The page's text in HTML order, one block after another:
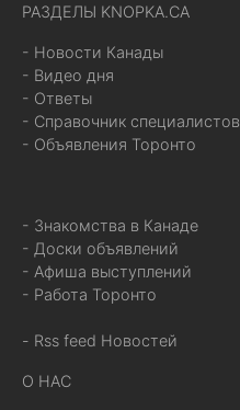
РАЗДЕЛЫ KNOPKA.CA
- Новости Канады
- Видео дня
- Ответы
- Справочник специалистов
- Объявления Торонто
- Знакомства в Канаде
- Доски объявлений
- Афиша выступлений
- Работа Торонто
- Rss feed Новостей
О НАС